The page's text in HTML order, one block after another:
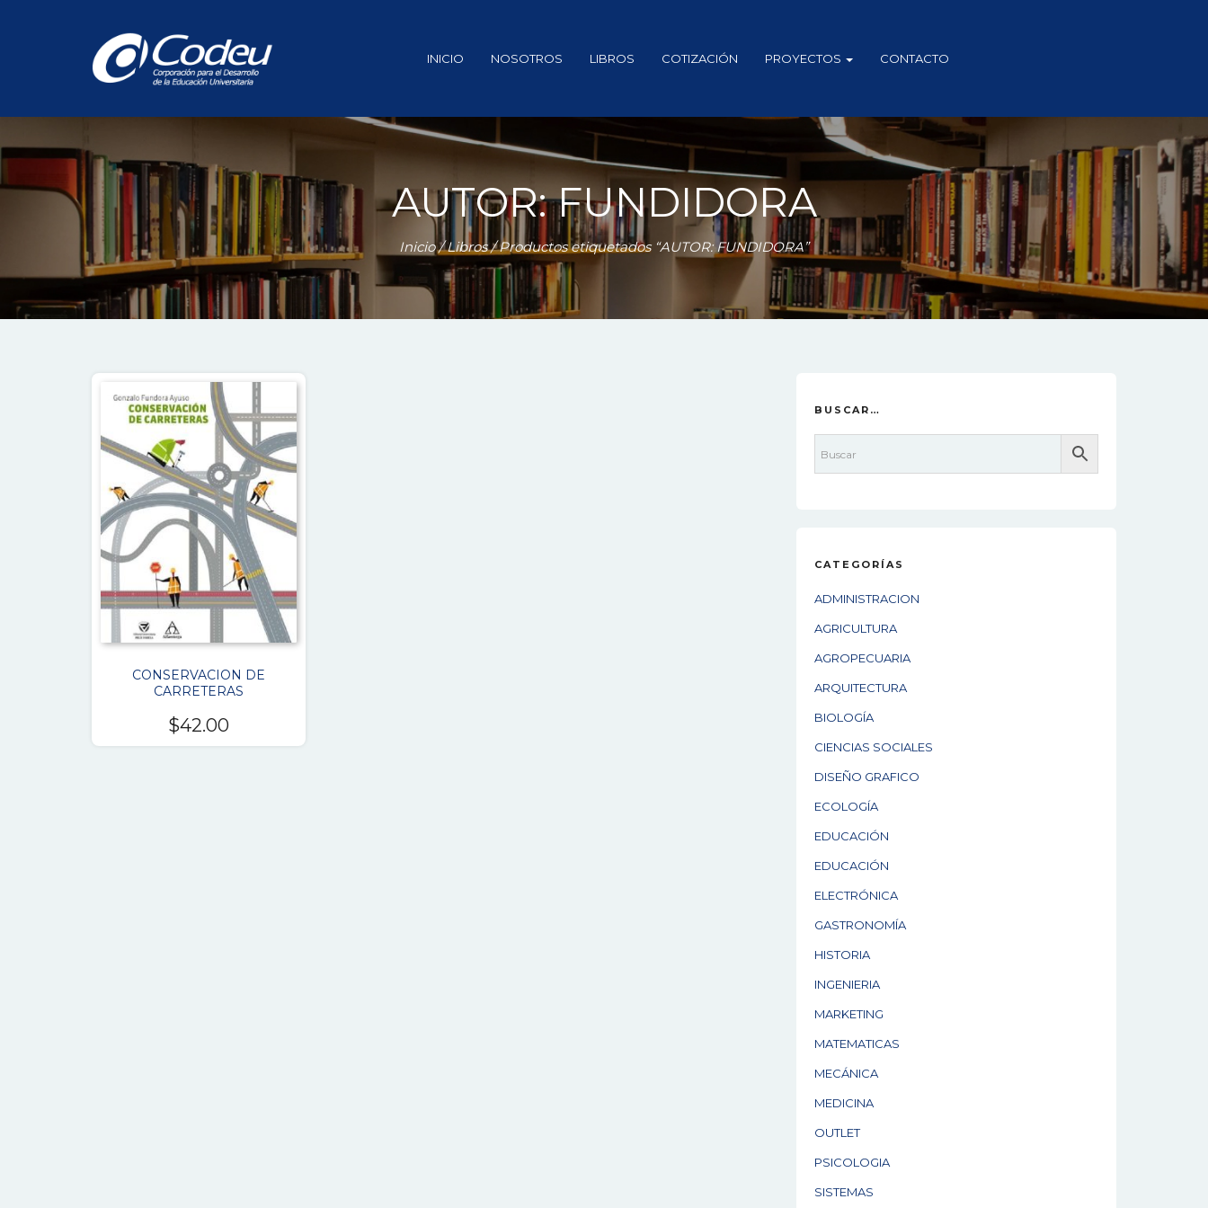
INICIO NOSOTROS LIBROS COTIZACIÓN PROYECTOS CONTACTO
AUTOR: FUNDIDORA
Inicio/Libros/ Productos etiquetados “AUTOR: FUNDIDORA”
CONSERVACION DE
CARRETERAS
$42.00
BUSCAR…
CATEGORÍAS
ADMINISTRACION
AGRICULTURA
AGROPECUARIA
ARQUITECTURA
BIOLOGÍA
CIENCIAS SOCIALES
DISEÑO GRAFICO
ECOLOGÍA
EDUCACIÓN
EDUCACIÓN
ELECTRÓNICA
GASTRONOMÍA
HISTORIA
INGENIERIA
MARKETING
MATEMATICAS
MECÁNICA
MEDICINA
OUTLET
PSICOLOGIA
SISTEMAS